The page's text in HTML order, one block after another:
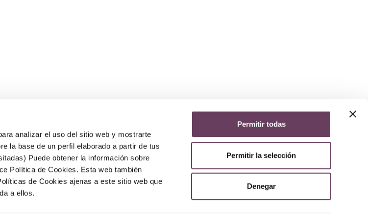
analizar el uso del sitio web y mostrarte
la base de un perfil elaborado a partir de tus
Puede obtener la información sobre
Política de Cookies. Esta web también
de Cookies ajenas a este sitio web que
a ellos.
Permitir todas
Permitir la selección
Denegar
Aviso legal
Política de privacidad
Política de cookies
Política de devoluciones y reembolsos
FAQs